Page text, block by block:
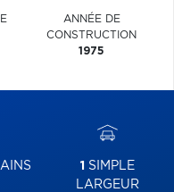
ANNÉE DE
CONSTRUCTION
1975
1 SIMPLE
LARGEUR